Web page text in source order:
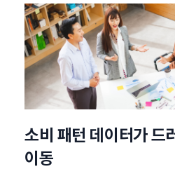
소비 패턴 데이터가 드
이동